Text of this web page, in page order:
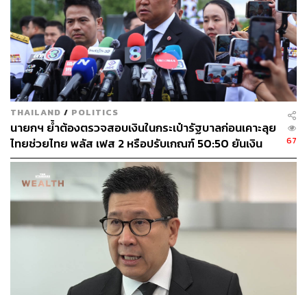
โปรโมชันส่งฟรี 5 กิโลเมตรแรก สำหรับทุกออเดอร์ที่
เลือกการจัดส่งแบบประหยัด (SAVER)
แจกส่วนลดพิเศษให้ลูกค้าสูงสุด 12,000 บาทต่อคน
สำหรับใช้สั่งอาหารผ่านโครงการฯ เพื่อกระตุ้นการสั่ง
ซ้ำและดันยอดขายให้ร้านอาหารเติบโต
มอบเครดิตการโฆษณาผ่าน GrabAds สูงสุดมูลค่า
1,200 บาท สำหรับทุกร้านที่ลงทะเบียนรับสิทธิพิเศษบน
แอปฯ GrabMerchant เพื่อใช้โปรโมตและเพิ่มการมอง
เห็นของร้านค้าบนแพลตฟอร์ม
ปูพรมสื่อโฆษณาและกิจกรรมการตลาดเต็มรูปแบบ
ผ่านทั้งช่องทางออนไลน์และออฟไลน์ทั่วประเทศไทย
เติมเกลหน้าร้าน ด้วยสื่อประชาสัมพันธ์และอุปกรณ์
ตกแต่งหน้าร้านสุดเอ็กซ์คลูซีฟ จาก ‘น้องเกล-แอบิเกล
รังษีสิงห์พิพัฒน์’ Friend of Grab คนล่าสุด พร้อมป้าย
โปรโมชันสุดน่ารัก ‘เติมเกลแล้ว สั่งร้านนี้เลย’ โดยมอบ
ให้ฟรีเฉพาะ 40,000 ร้านแรกที่ลงทะเบียนเข้าร่วมโครง
การฯ กับ GrabFood เท่านั้น
มอบคูปอง GrabMart มูลค่าสูงสุด 2,000 บาทต่อคน ให้
THAILAND / POLITICS
นายกฯ ย้ำต้องตรวจสอบเงินในกระเป๋ารัฐบาลก่อนเคาะลุย
ไทยช่วยไทย พลัส เฟส 2 หรือปรับเกณฑ์ 50:50 ยันเงิน
คงคลังรัฐบาลแข็งแรง
67